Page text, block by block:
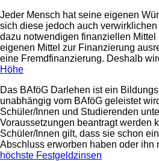
Jeder Mensch hat seine eigenen
sich diese jedoch auch
dazu notwendigen finanziellen
eigenen Mittel zur Finanzierung
eine Fremdfinanzierung. Deshalb
Höhe
Das BAföG Darlehen ist ein
unabhängig vom BAföG geleistet
Schüler/Innen und Studierenden
Voraussetzungen beantragt werden
Schüler/Innen gilt, dass sie schon
Abschluss erworben haben oder ihn
höchste Festgeldzinsen